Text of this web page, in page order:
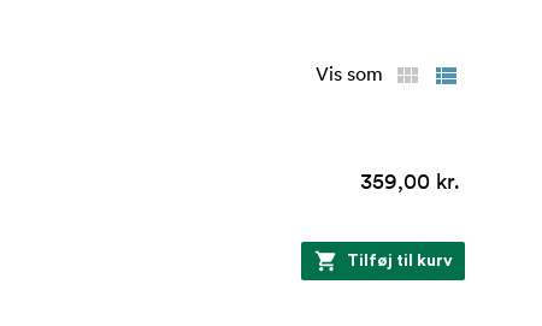
Vis som
359,00 kr.
Tilføj til kurv